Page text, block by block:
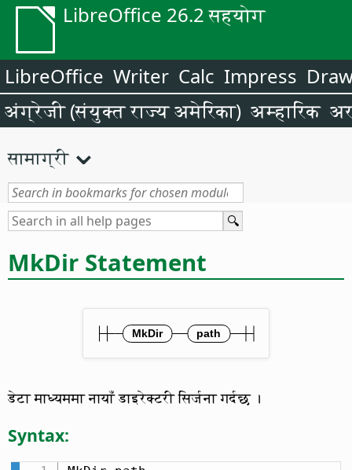
LibreOffice 26.2 सहयोग
LibreOffice Writer Calc Impress
अंग्रेजी (संयुक्त राज्य अमेरिका) अम्हारिक
सामाग्री
MkDir Statement
डेटा माध्यममा नायाँ डाइरेक्टरी सिर्जना गर्दछ ।
Syntax: